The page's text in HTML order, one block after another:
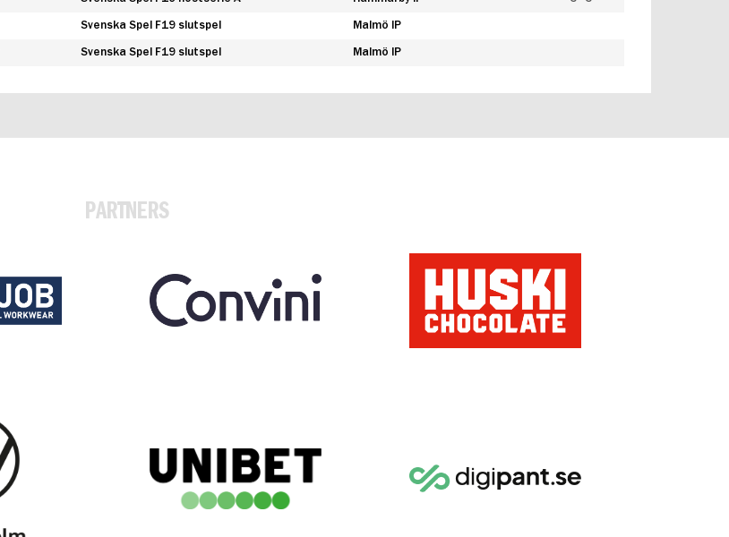
Svenska Spel F19 slutspel Malmö IP
Svenska Spel F19 slutspel Malmö IP
PARTNERS